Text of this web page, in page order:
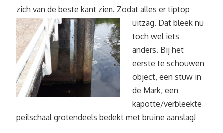
zich van de beste kant zien. Zodat alles er tiptop
uitzag. Dat bleek nu
toch wel iets
anders. Bij het
eerste te schouwen
object, een stuw in
de Mark, een
kapotte/verbleekte
peilschaal grotendeels bedekt met bruine aanslag!